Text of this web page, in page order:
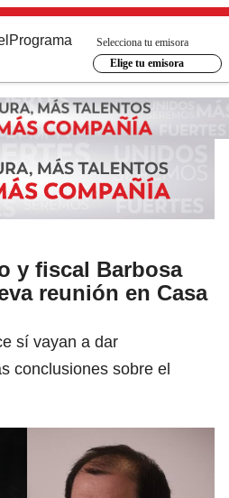
Programa
Selecciona tu emisora
Elige tu emisora
y fiscal Barbosa
reunión en Casa
sí vayan a dar
conclusiones sobre el